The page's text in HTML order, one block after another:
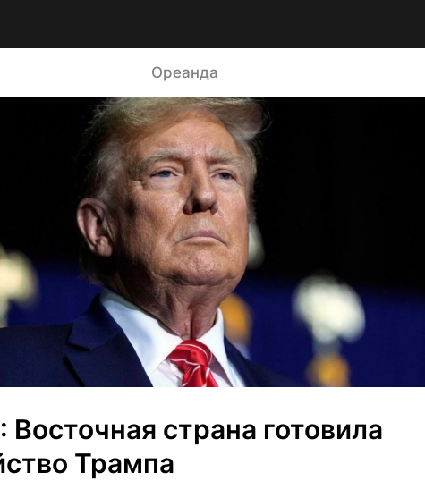
Ореанда
страна готовила
Трампа